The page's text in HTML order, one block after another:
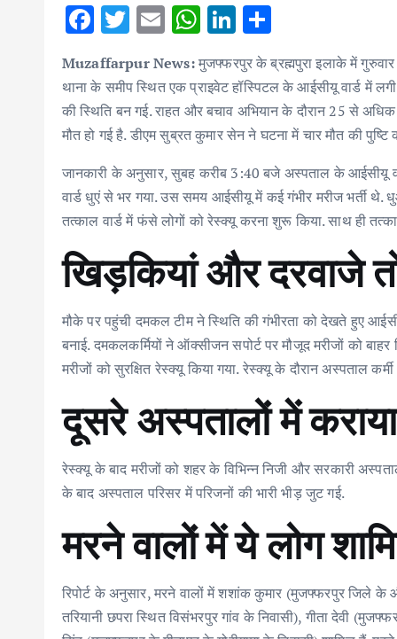
F
ac
e
b
o
o
k
T
it
te
r
E
ai
l
W
at
s
A
p
p
Li
k
e
dI
n
ar
e
Muzaffarpur News:मुजफ्फरपुर के ब्रह्मपुरा इलाके में
थाना के समीप स्थित एक प्राइवेट हॉस्पिटल के आईसीयू वार्ड में
की स्थिति बन गई. राहत और बचाव अभियान के दौरान 25 से अधिक
मौत हो गई है. डीएम सुब्रत कुमार सेन ने घटना में चार मौत की
जानकारी के अनुसार, सुबह करीब 3:40 बजे अस्पताल के
वार्ड धुएं से भर गया. उस समय आईसीयू में कई गंभीर मरीज भर्ती
तत्काल वार्ड में फंसे लोगों को रेस्क्यू करना शुरू किया. साथ ही
खिड़कियां और दरवाजे
मौके पर पहुंची दमकल टीम ने स्थिति की गंभीरता को देखते हुए
बनाई. दमकलकर्मियों ने ऑक्सीजन सपोर्ट पर मौजूद मरीजों को
मरीजों को सुरक्षित रेस्क्यू किया गया. रेस्क्यू के दौरान अस्पताल
दूसरे अस्पतालों में कराया
रेस्क्यू के बाद मरीजों को शहर के विभिन्न निजी और सरकारी
के बाद अस्पताल परिसर में परिजनों की भारी भीड़ जुट गई.
मरने वालों में ये लोग
रिपोर्ट के अनुसार, मरने वालों में शशांक कुमार (मुजफ्फरपुर जिले
तरियानी छपरा स्थित विसंभरपुर गांव के निवासी), गीता देवी